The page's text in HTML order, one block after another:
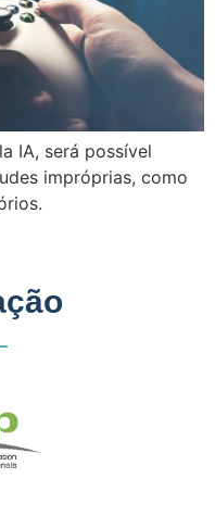
IA, será possível
impróprias, como